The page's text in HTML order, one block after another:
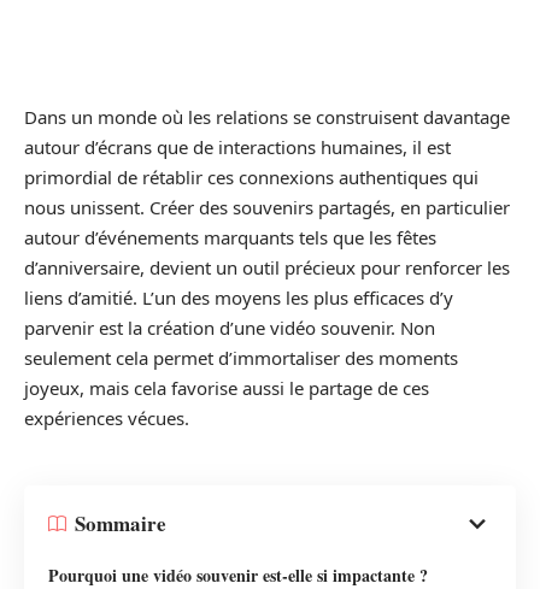
Dans un monde où les relations se construisent davantage
autour d’écrans que de interactions humaines, il est
primordial de rétablir ces connexions authentiques qui
nous unissent. Créer des souvenirs partagés, en particulier
autour d’événements marquants tels que les fêtes
d’anniversaire, devient un outil précieux pour renforcer les
liens d’amitié. L’un des moyens les plus efficaces d’y
parvenir est la création d’une vidéo souvenir. Non
seulement cela permet d’immortaliser des moments
joyeux, mais cela favorise aussi le partage de ces
expériences vécues.
Sommaire
Pourquoi une vidéo souvenir est-elle si impactante ?